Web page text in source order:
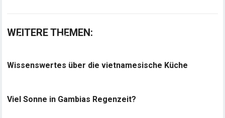
WEITERE THEMEN:
Wissenswertes über die vietnamesische Küche
Viel Sonne in Gambias Regenzeit?